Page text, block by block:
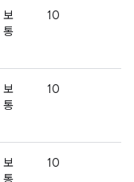
보
통
10
보
통
10
보
통
10